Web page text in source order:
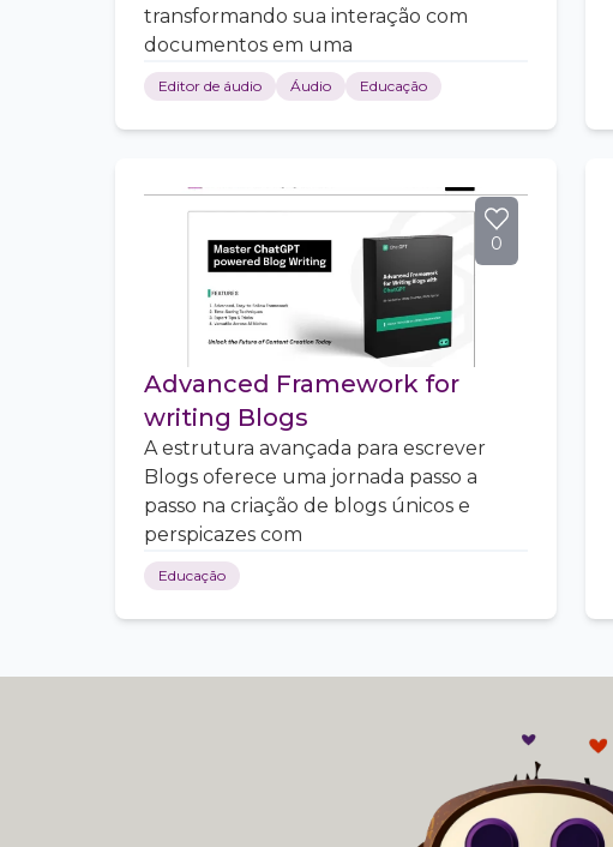
transformando sua interação com
documentos em uma
Editor de áudio Áudio Educação
0
Advanced Framework for
writing Blogs
A estrutura avançada para escrever
Blogs oferece uma jornada passo a
passo na criação de blogs únicos e
perspicazes com
Educação